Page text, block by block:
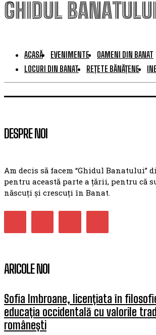
GHIDUL BANATULUI
ACASĂ EVENIMENTE
OAMENI DIN BANAT
LOCURI DIN BANAT
REȚETE BĂNĂȚENE
DESPRE NOI
Am decis să facem “Ghidul Banatului”
pentru această parte a țării, pentru că
născuți și crescuți în Banat.
ARICOLE NOI
Sofia Imbroane, licențiata în
educația occidentală cu valorile
românești